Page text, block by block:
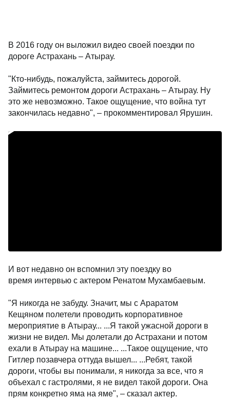
В 2016 году он выложил видео своей поездки по
дороге Астрахань – Атырау.
"Кто-нибудь, пожалуйста, займитесь дорогой.
Займитесь ремонтом дороги Астрахань – Атырау. Ну
это же невозможно. Такое ощущение, что война тут
закончилась недавно", – прокомментировал Ярушин.
И вот недавно он вспомнил эту поездку во
время интервью с актером Ренатом Мухамбаевым.
"Я никогда не забуду. Значит, мы с Араратом
Кещяном полетели проводить корпоративное
мероприятие в Атырау... ...Я такой ужасной дороги в
жизни не видел. Мы долетали до Астрахани и потом
ехали в Атырау на машине... ...Такое ощущение, что
Гитлер позавчера оттуда вышел... ...Ребят, такой
дороги, чтобы вы понимали, я никогда за все, что я
объехал с гастролями, я не видел такой дороги. Она
прям конкретно яма на яме", – сказал актер.